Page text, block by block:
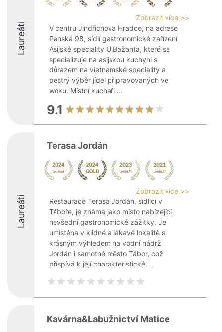
Laureáti
Zobrazit více >>
V centru Jindřichova Hradce, na adrese
Panská 98, sídlí gastronomické zařízení
Asijské speciality U Bažanta, které se
specializuje na asijskou kuchyni s
důrazem na vietnamské speciality a
pestrý výběr jídel připravovaných ve
woku. Místní kuchaři ...
9.1
Laureáti
Terasa Jordán
Zobrazit více >>
Restaurace Terasa Jordán, sídlící v
Táboře, je známa jako místo nabízející
nevšední gastronomické zážitky. Je
umístěna v klidné a lákavé lokalitě s
krásným výhledem na vodní nádrž
Jordán i samotné město Tábor, což
přispívá k její charakteristické ...
Kavárna&Labužnictví Matice